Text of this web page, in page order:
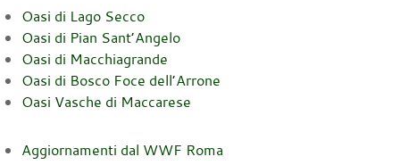
Oasi di Lago Secco
Oasi di Pian Sant’Angelo
Oasi di Macchiagrande
Oasi di Bosco Foce dell’Arrone
Oasi Vasche di Maccarese
Aggiornamenti dal WWF Roma